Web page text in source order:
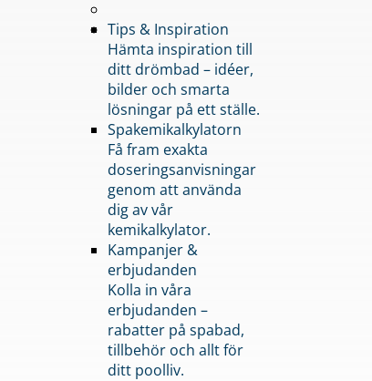
Tips & Inspiration
Hämta inspiration till
ditt drömbad – idéer,
bilder och smarta
lösningar på ett ställe.
Spakemikalkylatorn
Få fram exakta
doseringsanvisningar
genom att använda
dig av vår
kemikalkylator.
Kampanjer &
erbjudanden
Kolla in våra
erbjudanden –
rabatter på spabad,
tillbehör och allt för
ditt poolliv.